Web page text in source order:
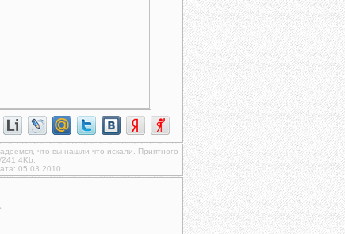
что вы нашли что искали. Приятного
05.03.2010.